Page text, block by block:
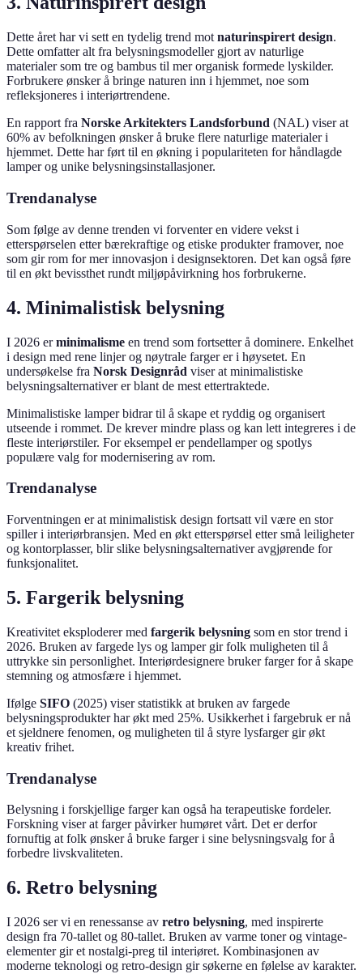
Dette året har vi sett en tydelig trend mot naturinspirert design.
Dette omfatter alt fra belysningsmodeller gjort av naturlige
materialer som tre og bambus til mer organisk formede lyskilder.
Forbrukere ønsker å bringe naturen inn i hjemmet, noe som
refleksjoneres i interiørtrendene.
En rapport fra Norske Arkitekters Landsforbund (NAL) viser at
60% av befolkningen ønsker å bruke flere naturlige materialer i
hjemmet. Dette har ført til en økning i populariteten for håndlagde
lamper og unike belysningsinstallasjoner.
Trendanalyse
Som følge av denne trenden vi forventer en videre vekst i
etterspørselen etter bærekraftige og etiske produkter framover, noe
som gir rom for mer innovasjon i designsektoren. Det kan også føre
til en økt bevissthet rundt miljøpåvirkning hos forbrukerne.
4. Minimalistisk belysning
I 2026 erminimalisme en trend som fortsetter å dominere. Enkelhet
i design med rene linjer og nøytrale farger er i høysetet. En
undersøkelse fra Norsk Designråd viser at minimalistiske
belysningsalternativer er blant de mest ettertraktede.
Minimalistiske lamper bidrar til å skape et ryddig og organisert
utseende i rommet. De krever mindre plass og kan lett integreres i de
fleste interiørstiler. For eksempel er pendellamper og spotlys
populære valg for modernisering av rom.
Trendanalyse
Forventningen er at minimalistisk design fortsatt vil være en stor
spiller i interiørbransjen. Med en økt etterspørsel etter små leiligheter
og kontorplasser, blir slike belysningsalternativer avgjørende for
funksjonalitet.
5. Fargerik belysning
Kreativitet eksploderer med fargerik belysning som en stor trend i
2026. Bruken av fargede lys og lamper gir folk muligheten til å
uttrykke sin personlighet. Interiørdesignere bruker farger for å skape
stemning og atmosfære i hjemmet.
Ifølge SIFO (2025) viser statistikk at bruken av fargede
belysningsprodukter har økt med 25%. Usikkerhet i fargebruk er nå
et sjeldnere fenomen, og muligheten til å styre lysfarger gir økt
kreativ frihet.
Trendanalyse
Belysning i forskjellige farger kan også ha terapeutiske fordeler.
Forskning viser at farger påvirker humøret vårt. Det er derfor
fornuftig at folk ønsker å bruke farger i sine belysningsvalg for å
forbedre livskvaliteten.
6. Retro belysning
I 2026 ser vi en renessanse av retro belysning, med inspirerte
design fra 70-tallet og 80-tallet. Bruken av varme toner og vintage-
elementer gir et nostalgi-preg til interiøret. Kombinasjonen av
moderne teknologi og retro-design gir søkerne en følelse av karakter.